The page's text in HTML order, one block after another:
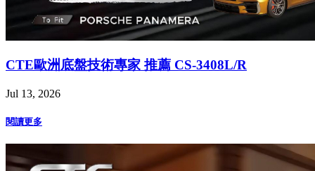
CTE歐洲底盤技術專家 推薦 CS-3408L/R
Jul 13, 2026
閱讀更多